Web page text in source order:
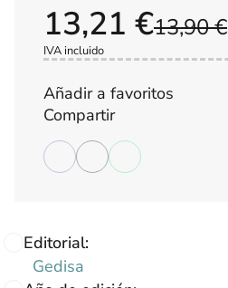
Editorial:
Gedisa
13,90 €
13,21 €
IVA incluido
Añadir a favoritos
Compartir